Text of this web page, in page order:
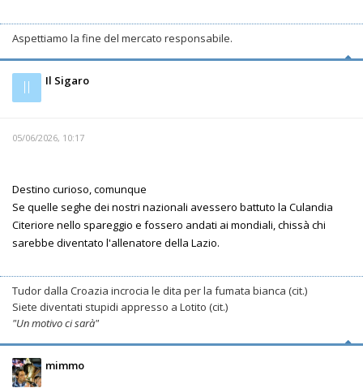
Aspettiamo la fine del mercato responsabile.
Il Il Sigaro
05/06/2026, 10:17
Destino curioso, comunque
Se quelle seghe dei nostri nazionali avessero battuto la Culandia
Citeriore nello spareggio e fossero andati ai mondiali, chissà chi
sarebbe diventato l'allenatore della Lazio.
Tudor dalla Croazia incrocia le dita per la fumata bianca (cit.)
Siete diventati stupidi appresso a Lotito (cit.)
"Un motivo ci sarà"
mimmo